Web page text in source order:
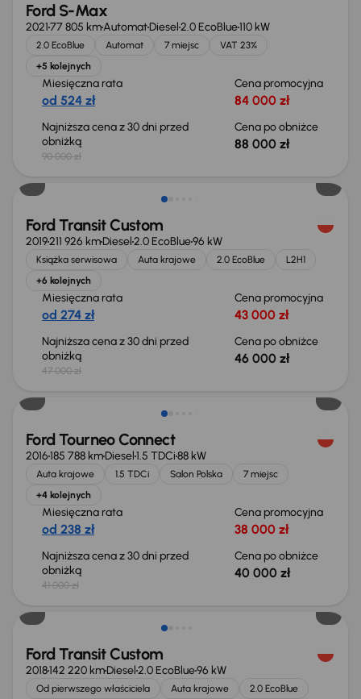
Ford S-Max
202177 805 kmAutomatDiesel2.0 EcoBlue110 kW
2.0 EcoBlue Automat 7 miejsc
VAT 23%
+5 kolejnych
Miesięczna rata
od 524 zł
Cena promocyjna
84 000 zł
Najniższa cena z 30 dni przed
obniżką
90 000 zł
Cena po obniżce
88 000 zł
Taniej o 1 000 zł
Ford Transit Custom
2019211 926 kmDiesel2.0 EcoBlue96 kW
Książka serwisowa Auta krajowe 2.0 EcoBlue
L2H1
+6 kolejnych
Miesięczna rata
od 274 zł
Cena promocyjna
43 000 zł
Najniższa cena z 30 dni przed
obniżką
47 000 zł
Cena po obniżce
46 000 zł
Taniej o 1 000 zł
Ford Tourneo Connect
2016185 788 kmDiesel1.5 TDCi88 kW
Auta krajowe 1.5 TDCi Salon Polska
7 miejsc
+4 kolejnych
Miesięczna rata
od 238 zł
Cena promocyjna
38 000 zł
Najniższa cena z 30 dni przed
obniżką
41 000 zł
Cena po obniżce
40 000 zł
Możliwość odliczenia VAT
Ford Transit Custom
2018142 220 kmDiesel2.0 EcoBlue96 kW
Od pierwszego właściciela Auta krajowe 2.0 EcoBlue